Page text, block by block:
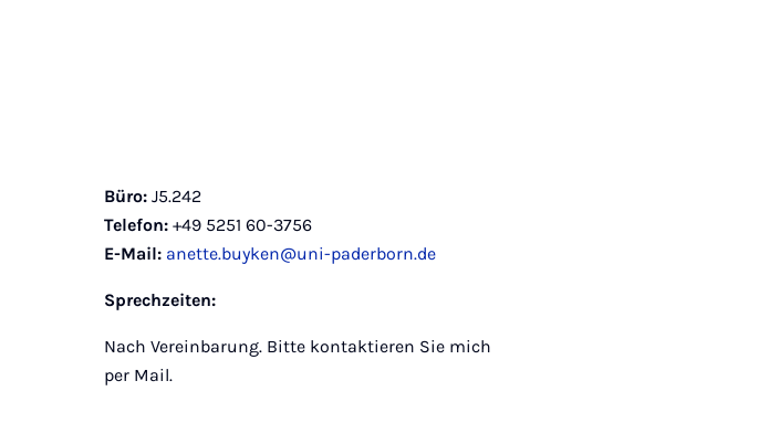
Büro: J5.242
Telefon: +49 5251 60-3756
E-Mail: anette.buyken@uni-paderborn.de
Sprechzeiten:
Nach Vereinbarung. Bitte kontaktieren Sie mich
per Mail.